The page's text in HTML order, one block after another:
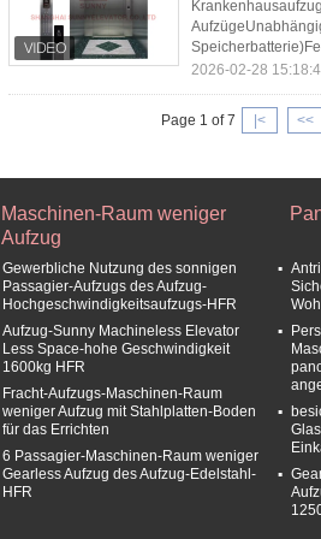
2026-02-28
Page 1 of 7 |< <<
Maschinen-Raum weniger
Aufzug
Gewerbliche Nutzung des sonnigen
Passagier-Aufzugs des Aufzug-
Hochgeschwindigkeitsaufzugs-HFR
Aufzug-Sunny Machineless Elevator
Less Space-hohe Geschwindigkeit
1600kg HFR
Fracht-Aufzugs-Maschinen-Raum
weniger Aufzug mit Stahlplatten-Boden
für das Errichten
6 Passagier-Maschinen-Raum weniger
Gearless Aufzug des Aufzug-Edelstahl-
HFR